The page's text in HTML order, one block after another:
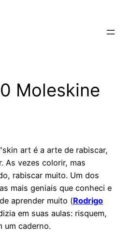
Moleskine
art é a arte de rabiscar,
As vezes colorir, mas
rabiscar muito. Um dos
mais geniais que conheci e
aprender muito (Rodrigo
em suas aulas: risquem,
um caderno.